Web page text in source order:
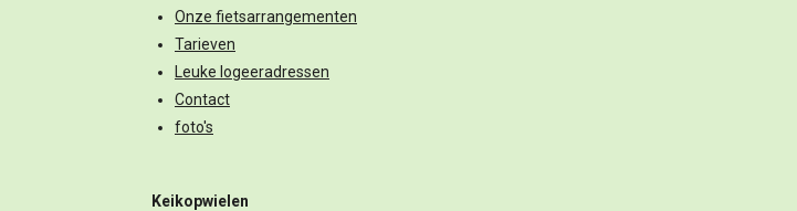
Onze fietsarrangementen
Tarieven
Leuke logeeradressen
Contact
foto's
Keikopwielen